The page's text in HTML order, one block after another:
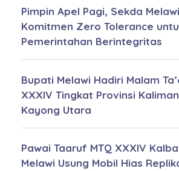
Pimpin Apel Pagi, Sekda
Komitmen Zero Tolerance
Pemerintahan Berintegritas
Bupati Melawi Hadiri Malam
XXXIV Tingkat Provinsi
Kayong Utara
Pawai Taaruf MTQ XXXIV
Melawi Usung Mobil Hias